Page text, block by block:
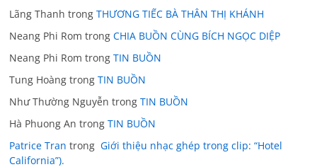
Lãng Thanh trongTHƯƠNG TIẾC BÀ THÂN THỊ KHÁNH
Neang Phi Rom trongCHIA BUỒN CÙNG BÍCH NGỌC DIỆP
Neang Phi Rom trongTIN BUỒN
Tung Hoàng trongTIN BUỒN
Như Thường Nguyễn trongTIN BUỒN
Hà Phuong An trongTIN BUỒN
Patrice Tran trong Giới thiệu nhạc ghép trong clip: “Hotel
California”).